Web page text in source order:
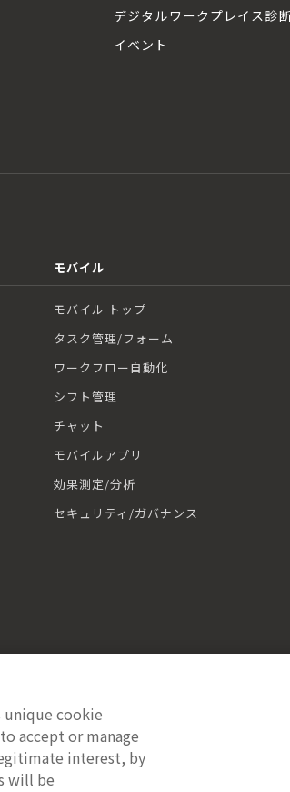
デジタルワークプレイス診
イベント
モバイル
モバイル トップ
タスク管理/フォーム
ワークフロー自動化
シフト管理
チャット
モバイルアプリ
効果測定/分析
セキュリティ/ガバナンス
© 2026 LumApps All Rights Reserved.
unique cookie
accept or manage
interest, by
will be